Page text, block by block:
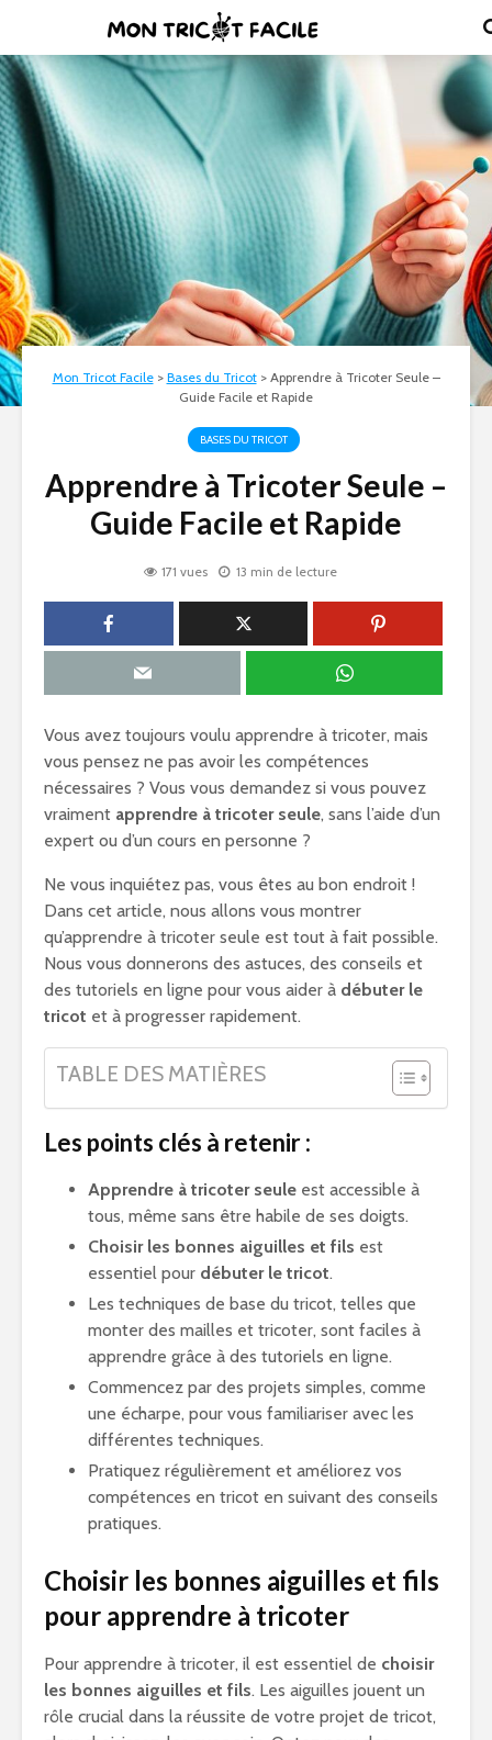
Mon Tricot Facile> Bases du Tricot> Apprendre à Tricoter Seule –
Guide Facile et Rapide
BASES DU TRICOT
Apprendre à Tricoter Seule –
Guide Facile et Rapide
171 vues 13 min de lecture
Vous avez toujours voulu apprendre à tricoter, mais
vous pensez ne pas avoir les compétences
nécessaires ? Vous vous demandez si vous pouvez
vraiment apprendre à tricoter seule, sans l’aide d’un
expert ou d’un cours en personne ?
Ne vous inquiétez pas, vous êtes au bon endroit !
Dans cet article, nous allons vous montrer
qu’apprendre à tricoter seule est tout à fait possible.
Nous vous donnerons des astuces, des conseils et
des tutoriels en ligne pour vous aider à débuter le
tricot et à progresser rapidement.
TABLE DES MATIÈRES
Les points clés à retenir :
Apprendre à tricoter seule est accessible à
tous, même sans être habile de ses doigts.
Choisir les bonnes aiguilles et fils est
essentiel pour débuter le tricot.
Les techniques de base du tricot, telles que
monter des mailles et tricoter, sont faciles à
apprendre grâce à des tutoriels en ligne.
Commencez par des projets simples, comme
une écharpe, pour vous familiariser avec les
différentes techniques.
Pratiquez régulièrement et améliorez vos
compétences en tricot en suivant des conseils
pratiques.
Choisir les bonnes aiguilles et fils
pour apprendre à tricoter
Pour apprendre à tricoter, il est essentiel de choisir
les bonnes aiguilles et fils. Les aiguilles jouent un
rôle crucial dans la réussite de votre projet de tricot,